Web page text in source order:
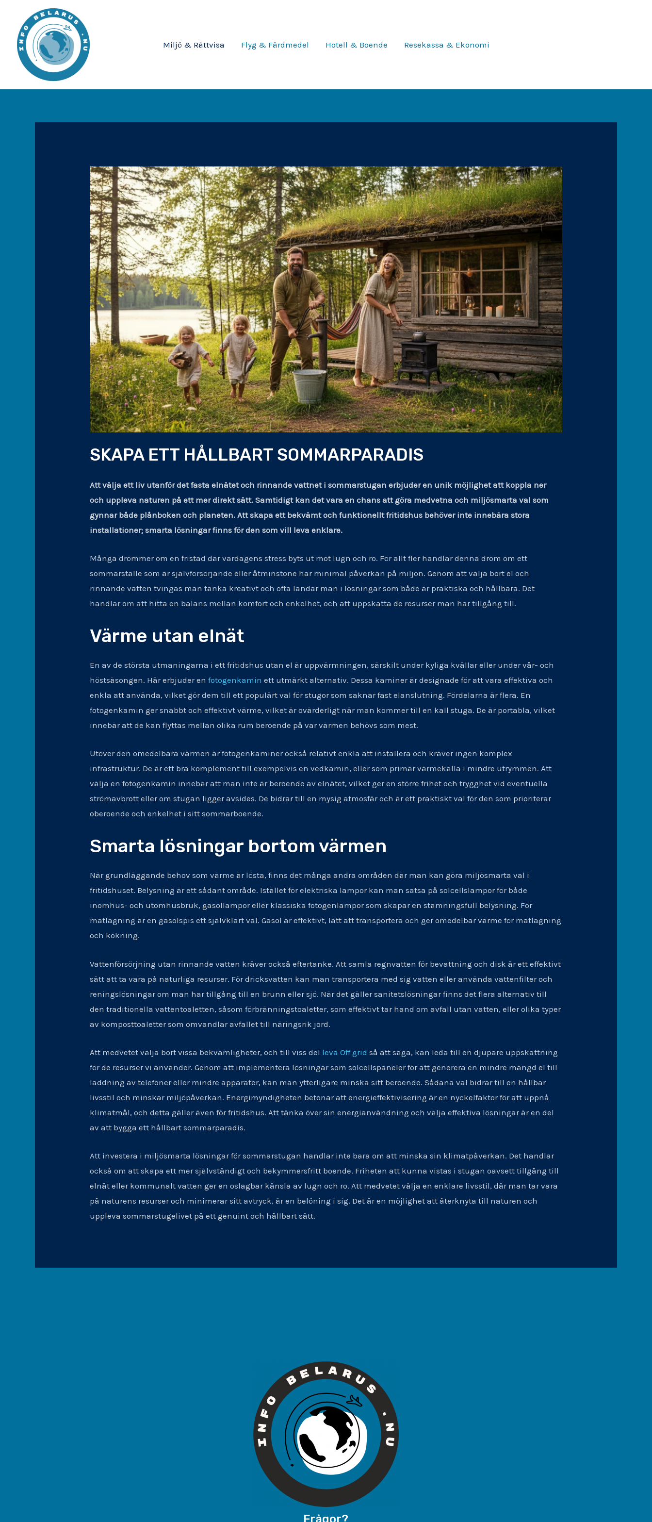
Miljö & Rättvisa Flyg & Färdmedel Hotell & Boende Resekassa & Ekonomi
SKAPA ETT HÅLLBART SOMMARPARADIS
Att välja ett liv utanför det fasta elnätet och rinnande vattnet i sommarstugan erbjuder en unik möjlighet att koppla ner
och uppleva naturen på ett mer direkt sätt. Samtidigt kan det vara en chans att göra medvetna och miljösmarta val som
gynnar både plånboken och planeten. Att skapa ett bekvämt och funktionellt fritidshus behöver inte innebära stora
installationer; smarta lösningar finns för den som vill leva enklare.
Många drömmer om en fristad där vardagens stress byts ut mot lugn och ro. För allt fler handlar denna dröm om ett
sommarställe som är självförsörjande eller åtminstone har minimal påverkan på miljön. Genom att välja bort el och
rinnande vatten tvingas man tänka kreativt och ofta landar man i lösningar som både är praktiska och hållbara. Det
handlar om att hitta en balans mellan komfort och enkelhet, och att uppskatta de resurser man har tillgång till.
Värme utan elnät
En av de största utmaningarna i ett fritidshus utan el är uppvärmningen, särskilt under kyliga kvällar eller under vår- och
höstsäsongen. Här erbjuder enfotogenkamin ett utmärkt alternativ. Dessa kaminer är designade för att vara effektiva och
enkla att använda, vilket gör dem till ett populärt val för stugor som saknar fast elanslutning. Fördelarna är flera. En
fotogenkamin ger snabbt och effektivt värme, vilket är ovärderligt när man kommer till en kall stuga. De är portabla, vilket
innebär att de kan flyttas mellan olika rum beroende på var värmen behövs som mest.
Utöver den omedelbara värmen är fotogenkaminer också relativt enkla att installera och kräver ingen komplex
infrastruktur. De är ett bra komplement till exempelvis en vedkamin, eller som primär värmekälla i mindre utrymmen. Att
välja en fotogenkamin innebär att man inte är beroende av elnätet, vilket ger en större frihet och trygghet vid eventuella
strömavbrott eller om stugan ligger avsides. De bidrar till en mysig atmosfär och är ett praktiskt val för den som prioriterar
oberoende och enkelhet i sitt sommarboende.
Smarta lösningar bortom värmen
När grundläggande behov som värme är lösta, finns det många andra områden där man kan göra miljösmarta val i
fritidshuset. Belysning är ett sådant område. Istället för elektriska lampor kan man satsa på solcellslampor för både
inomhus- och utomhusbruk, gasollampor eller klassiska fotogenlampor som skapar en stämningsfull belysning. För
matlagning är en gasolspis ett självklart val. Gasol är effektivt, lätt att transportera och ger omedelbar värme för matlagning
och kokning.
Vattenförsörjning utan rinnande vatten kräver också eftertanke. Att samla regnvatten för bevattning och disk är ett effektivt
sätt att ta vara på naturliga resurser. För dricksvatten kan man transportera med sig vatten eller använda vattenfilter och
reningslösningar om man har tillgång till en brunn eller sjö. När det gäller sanitetslösningar finns det flera alternativ till
den traditionella vattentoaletten, såsom förbränningstoaletter, som effektivt tar hand om avfall utan vatten, eller olika typer
av komposttoaletter som omvandlar avfallet till näringsrik jord.
Att medvetet välja bort vissa bekvämligheter, och till viss del leva Off grid så att säga, kan leda till en djupare uppskattning
för de resurser vi använder. Genom att implementera lösningar som solcellspaneler för att generera en mindre mängd el till
laddning av telefoner eller mindre apparater, kan man ytterligare minska sitt beroende. Sådana val bidrar till en hållbar
livsstil och minskar miljöpåverkan. Energimyndigheten betonar att energieffektivisering är en nyckelfaktor för att uppnå
klimatmål, och detta gäller även för fritidshus. Att tänka över sin energianvändning och välja effektiva lösningar är en del
av att bygga ett hållbart sommarparadis.
Att investera i miljösmarta lösningar för sommarstugan handlar inte bara om att minska sin klimatpåverkan. Det handlar
också om att skapa ett mer självständigt och bekymmersfritt boende. Friheten att kunna vistas i stugan oavsett tillgång till
elnät eller kommunalt vatten ger en oslagbar känsla av lugn och ro. Att medvetet välja en enklare livsstil, där man tar vara
på naturens resurser och minimerar sitt avtryck, är en belöning i sig. Det är en möjlighet att återknyta till naturen och
uppleva sommarstugelivet på ett genuint och hållbart sätt.
Frågor?